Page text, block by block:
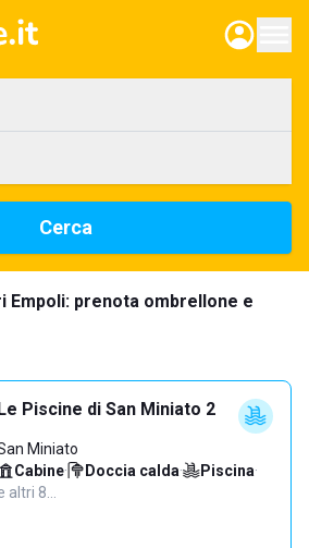
Cerca
Empoli: prenota ombrellone e
Piscine di San Miniato 2
Miniato
Cabine· Doccia calda· Piscina·
altri 8…